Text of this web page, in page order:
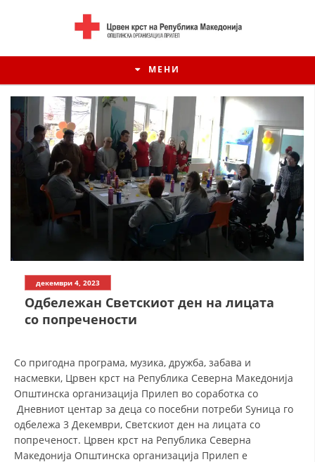
МЕНИ
ИСТОРИЈАТ НА ЦКРСМ
ИСТОРИЈАТ НА ДВИЖЕЊЕТО
СТРУКТУРА НА ОРГАНИЗАЦИЈАТА
ЧЛЕНСТВО ВО ПРОФЕСИОНАЛНИ ТЕЛА
ЗАКОН ЗА ЦКРМ
СТАТУТ НА ЦКРМ
декември 4, 2023
Одбележан Светскиот ден на лицата
со попречености
Со пригодна програма, музика, дружба, забава и
насмевки, Црвен крст на Република Северна Македонија
Општинска организација Прилеп во соработка со
Дневниот центар за деца со посебни потреби Ѕуница го
одбележа 3 Декември, Светскиот ден на лицата со
попреченост. Црвен крст на Република Северна
Македонија Општинска организација Прилеп е